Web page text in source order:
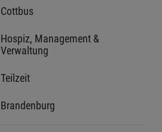
Cottbus
Hospiz, Management &
Verwaltung
Teilzeit
Brandenburg